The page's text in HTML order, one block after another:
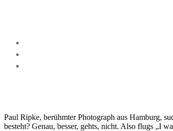
Paul Ripke, berühmter Photograph aus Hamburg,
besteht? Genau, besser, gehts, nicht. Also flugs „I